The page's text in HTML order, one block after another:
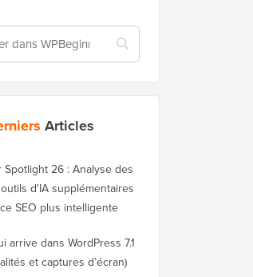
Articles
Spotlight 26 : Analyse des
d'IA supplémentaires
SEO plus intelligente
arrive dans WordPress 7.1
et captures d’écran)